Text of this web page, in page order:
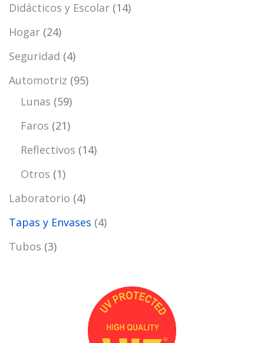
Didácticos y Escolar (14)
Hogar (24)
Seguridad (4)
Automotriz (95)
Lunas (59)
Faros (21)
Reflectivos (14)
Otros (1)
Laboratorio (4)
Tapas y Envases (4)
Tubos (3)